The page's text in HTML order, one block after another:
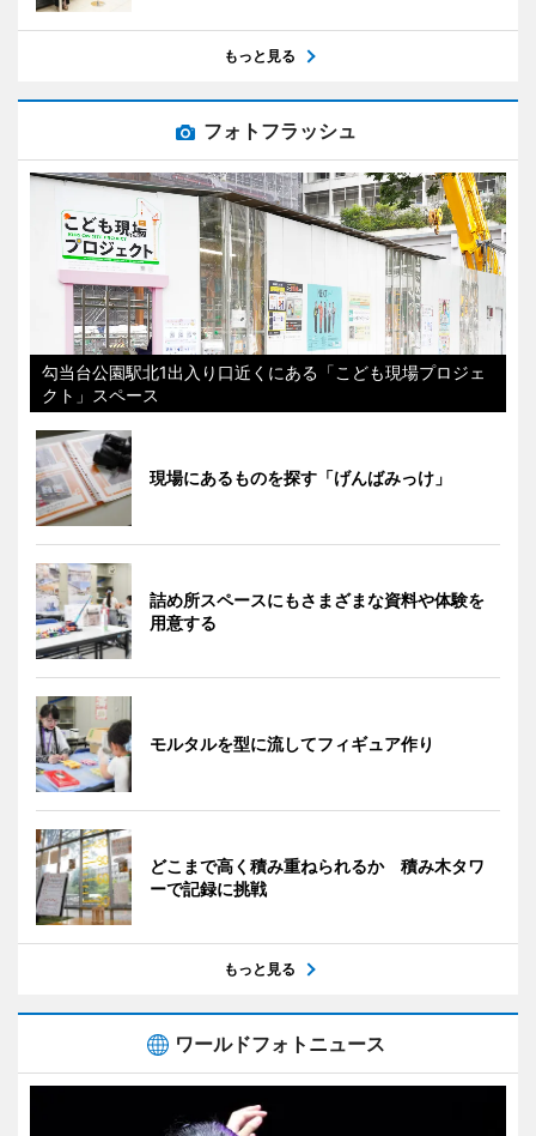
もっと見る
フォトフラッシュ
勾当台公園駅北1出入り口近くにある「こども現場プロジェ
クト」スペース
現場にあるものを探す「げんばみっけ」
詰め所スペースにもさまざまな資料や体験を
用意する
モルタルを型に流してフィギュア作り
どこまで高く積み重ねられるか 積み木タワ
ーで記録に挑戦
もっと見る
ワールドフォトニュース